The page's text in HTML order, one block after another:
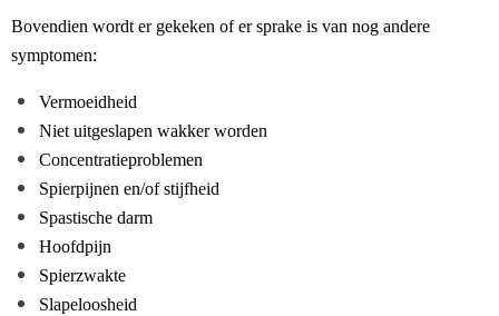
Bovendien wordt er gekeken of er sprake is van nog andere
symptomen:
Vermoeidheid
Niet uitgeslapen wakker worden
Concentratieproblemen
Spierpijnen en/of stijfheid
Spastische darm
Hoofdpijn
Spierzwakte
Slapeloosheid